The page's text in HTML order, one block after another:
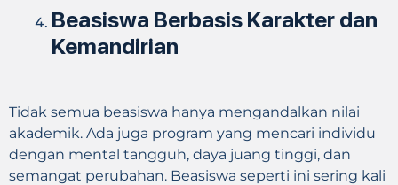
Beasiswa Berbasis Karakter dan
Kemandirian
Tidak semua beasiswa hanya mengandalkan nilai
akademik. Ada juga program yang mencari individu
dengan mental tangguh, daya juang tinggi, dan
semangat perubahan. Beasiswa seperti ini sering kali